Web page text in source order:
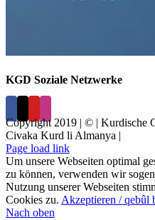
KGD Soziale Netzwerke
Copyright 2019 | © | Kurdische
Civaka Kurd li Almanya |
Page load link
Um unsere Webseiten optimal
zu können, verwenden wir
Nutzung unserer Webseiten
Cookies zu. Akzeptieren / qebûl
Nach oben